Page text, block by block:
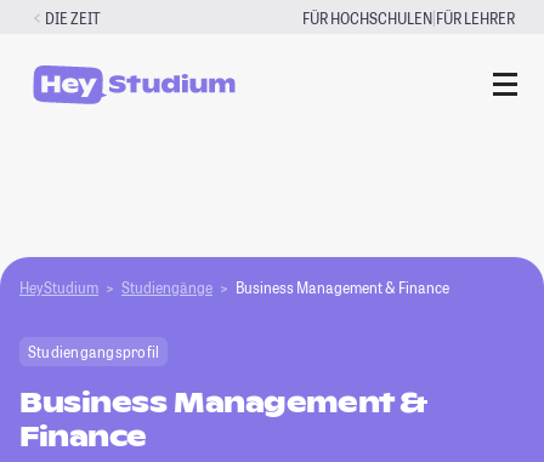
Zum
springen
DIE ZEIT FÜR HOCHSCHULEN|FÜR LEHRER
HeyStudium Studiengänge Business Management & Finance
Studiengangsprofil
Business Management &
Finance